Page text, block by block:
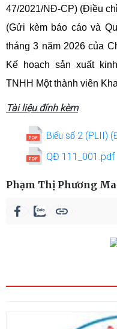
47/2021/NĐ-CP) (Điều
(Gửi kèm báo cáo và
tháng 3 năm 2026 của
Kế hoạch sản xuất
TNHH Một thành viên
Tài liệu đính kèm
Biểu số 2 (PLII)
QĐ 111_001.pdf
Phạm Thị Phương